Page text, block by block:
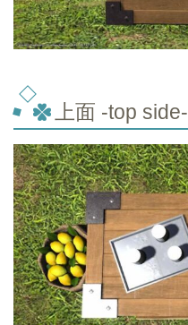
上面 -top side-